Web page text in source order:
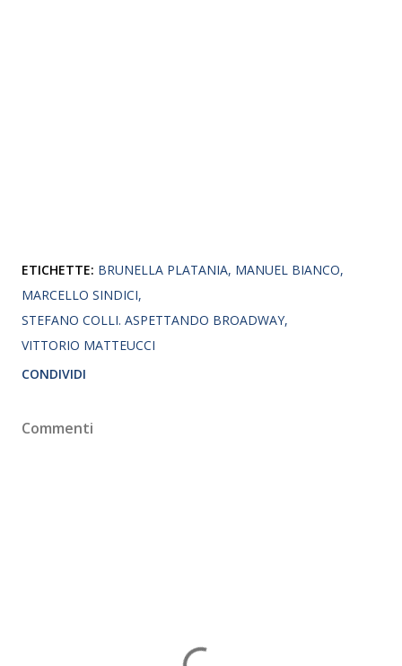
ETICHETTE: BRUNELLA PLATANIA MANUEL BIANCO
MARCELLO SINDICI
STEFANO COLLI. ASPETTANDO BROADWAY
VITTORIO MATTEUCCI
CONDIVIDI
Commenti